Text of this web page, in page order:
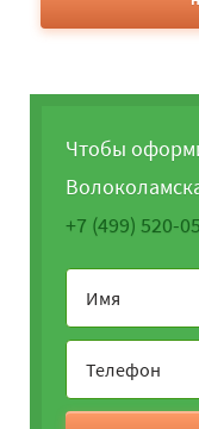
Чтобы
+7 (499) 520-